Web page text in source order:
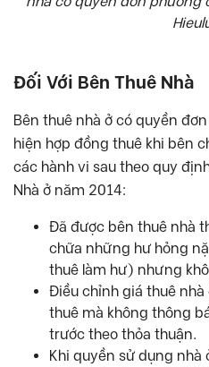
Đối Với Bên Thuê Nhà
Bên thuê nhà ở có quyền
hiện hợp đồng thuê khi bên
các hành vi sau theo quy
Nhà ở năm 2014:
Đã được bên thuê nhà
chữa những hư hỏng
thuê làm hư) nhưng
Điều chỉnh giá thuê
thuê mà không thông
trước theo thỏa thuận.
Khi quyền sử dụng nhà